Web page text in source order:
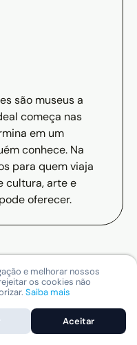
são museus a
começa nas
em um
conhece. Na
para quem viaja
cultura, arte e
oferecer.
e melhorar nossos
os cookies não
Saiba mais
Aceitar